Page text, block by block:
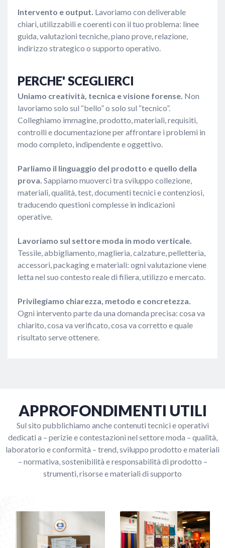
Intervento e output. Lavoriamo con deliverable
chiari, utilizzabili e coerenti con il tuo problema: linee
guida, valutazioni tecniche, piano prove, relazione,
indirizzo strategico o supporto operativo.
PERCHE' SCEGLIERCI
Uniamo creatività, tecnica e visione forense. Non
lavoriamo solo sul “bello” o solo sul “tecnico”.
Colleghiamo immagine, prodotto, materiali, requisiti,
controlli e documentazione per affrontare i problemi in
modo completo, indipendente e oggettivo.
Parliamo il linguaggio del prodotto e quello della
prova. Sappiamo muoverci tra sviluppo collezione,
materiali, qualità, test, documenti tecnici e contenziosi,
traducendo questioni complesse in indicazioni
operative.
Lavoriamo sul settore moda in modo verticale.
Tessile, abbigliamento, maglieria, calzature, pelletteria,
accessori, packaging e materiali: ogni valutazione viene
letta nel suo contesto reale di filiera, utilizzo e mercato.
Privilegiamo chiarezza, metodo e concretezza.
Ogni intervento parte da una domanda precisa: cosa va
chiarito, cosa va verificato, cosa va corretto e quale
risultato serve ottenere.
APPROFONDIMENTI UTILI
Sul sito pubblichiamo anche contenuti tecnici e operativi
dedicati a – perizie e contestazioni nel settore moda – qualità,
laboratorio e conformità – trend, sviluppo prodotto e materiali
– normativa, sostenibilità e responsabilità di prodotto –
strumenti, risorse e materiali di supporto